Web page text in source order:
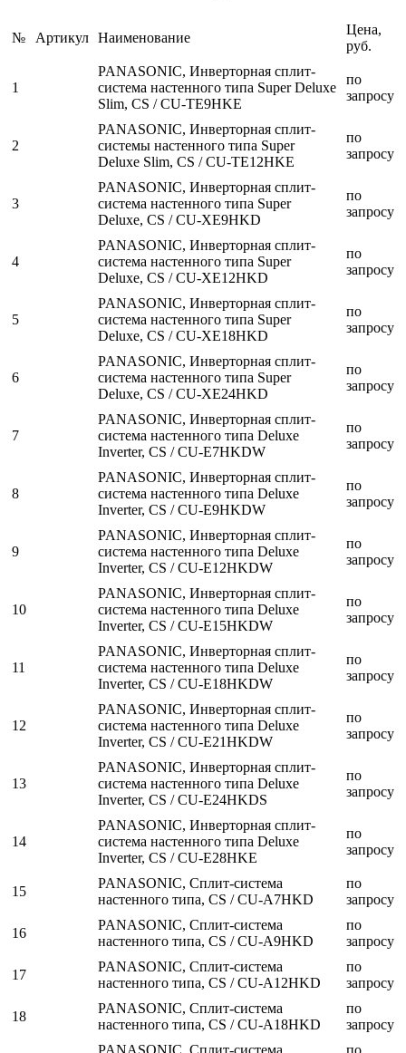
№ Артикул Наименование
Цена,
руб.
1
PANASONIC, Инверторная сплит-
система настенного типа Super Deluxe
Slim, CS / CU-TE9HKE
по
запросу
2
PANASONIC, Инверторная сплит-
системы настенного типа Super
Deluxe Slim, CS / CU-TE12HKE
по
запросу
3
PANASONIC, Инверторная сплит-
система настенного типа Super
Deluxe, CS / CU-XE9HKD
по
запросу
4
PANASONIC, Инверторная сплит-
система настенного типа Super
Deluxe, CS / CU-XE12HKD
по
запросу
5
PANASONIC, Инверторная сплит-
система настенного типа Super
Deluxe, CS / CU-XE18HKD
по
запросу
6
PANASONIC, Инверторная сплит-
система настенного типа Super
Deluxe, CS / CU-XE24HKD
по
запросу
7
PANASONIC, Инверторная сплит-
система настенного типа Deluxe
Inverter, CS / CU-E7HKDW
по
запросу
8
PANASONIC, Инверторная сплит-
система настенного типа Deluxe
Inverter, CS / CU-E9HKDW
по
запросу
9
PANASONIC, Инверторная сплит-
система настенного типа Deluxe
Inverter, CS / CU-E12HKDW
по
запросу
10
PANASONIC, Инверторная сплит-
система настенного типа Deluxe
Inverter, CS / CU-E15HKDW
по
запросу
11
PANASONIC, Инверторная сплит-
система настенного типа Deluxe
Inverter, CS / CU-E18HKDW
по
запросу
12
PANASONIC, Инверторная сплит-
система настенного типа Deluxe
Inverter, CS / CU-E21HKDW
по
запросу
13
PANASONIC, Инверторная сплит-
система настенного типа Deluxe
Inverter, CS / CU-E24HKDS
по
запросу
14
PANASONIC, Инверторная сплит-
система настенного типа Deluxe
Inverter, CS / CU-E28HKE
по
запросу
15
PANASONIC, Сплит-система
настенного типа, CS / CU-A7HKD
по
запросу
16
PANASONIC, Сплит-система
настенного типа, CS / CU-A9HKD
по
запросу
17
PANASONIC, Сплит-система
настенного типа, CS / CU-A12HKD
по
запросу
18
PANASONIC, Сплит-система
настенного типа, CS / CU-A18HKD
по
запросу